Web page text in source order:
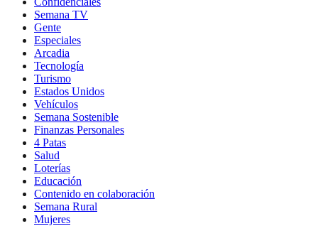
Semana TV
Gente
Especiales
Arcadia
Tecnología
Turismo
Estados Unidos
Vehículos
Semana Sostenible
Finanzas Personales
4 Patas
Salud
Loterías
Educación
Contenido en colaboración
Semana Rural
Mujeres